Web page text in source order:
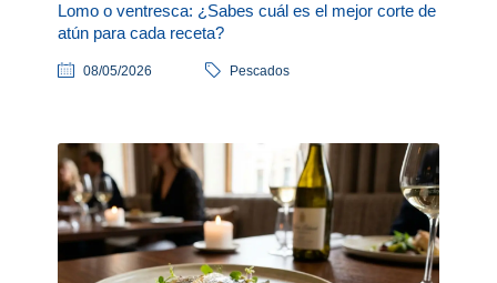
Lomo o ventresca: ¿Sabes cuál es el mejor corte de
atún para cada receta?
08/05/2026 Pescados